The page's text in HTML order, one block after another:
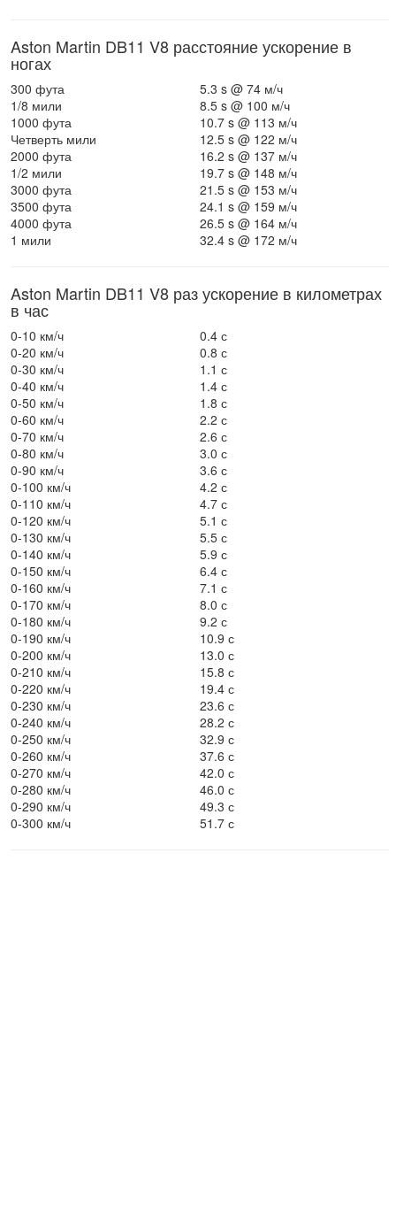
Aston Martin DB11 V8 расстояние ускорение в
ногах
300 фута
5.3 s @ 74 м/ч
1/8 мили
8.5 s @ 100 м/ч
1000 фута
10.7 s @ 113 м/ч
Четверть мили
12.5 s @ 122 м/ч
2000 фута
16.2 s @ 137 м/ч
1/2 мили
19.7 s @ 148 м/ч
3000 фута
21.5 s @ 153 м/ч
3500 фута
24.1 s @ 159 м/ч
4000 фута
26.5 s @ 164 м/ч
1 мили
32.4 s @ 172 м/ч
Aston Martin DB11 V8 раз ускорение в километрах
в час
0-10 км/ч
0.4 с
0-20 км/ч
0.8 с
0-30 км/ч
1.1 с
0-40 км/ч
1.4 с
0-50 км/ч
1.8 с
0-60 км/ч
2.2 с
0-70 км/ч
2.6 с
0-80 км/ч
3.0 с
0-90 км/ч
3.6 с
0-100 км/ч
4.2 с
0-110 км/ч
4.7 с
0-120 км/ч
5.1 с
0-130 км/ч
5.5 с
0-140 км/ч
5.9 с
0-150 км/ч
6.4 с
0-160 км/ч
7.1 с
0-170 км/ч
8.0 с
0-180 км/ч
9.2 с
0-190 км/ч
10.9 с
0-200 км/ч
13.0 с
0-210 км/ч
15.8 с
0-220 км/ч
19.4 с
0-230 км/ч
23.6 с
0-240 км/ч
28.2 с
0-250 км/ч
32.9 с
0-260 км/ч
37.6 с
0-270 км/ч
42.0 с
0-280 км/ч
46.0 с
0-290 км/ч
49.3 с
0-300 км/ч
51.7 с